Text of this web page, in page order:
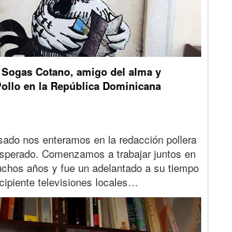
Cotano, amigo del alma y
en la República Dominicana
nos enteramos en la redacción pollera
Comenzamos a trabajar juntos en
años y fue un adelantado a su tiempo
televisiones locales…